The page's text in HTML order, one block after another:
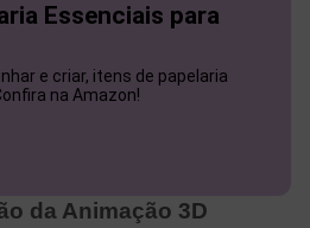
Essenciais para
e criar, itens de papelaria
na Amazon!
da Animação 3D